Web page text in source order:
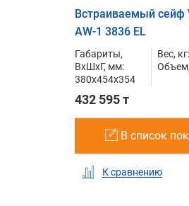
Встраиваемый сейф
AW-1 3836 EL
Габариты,
ВxШxГ, мм:
380x454x354
Вес,
432 595 т
В список
К сравнению